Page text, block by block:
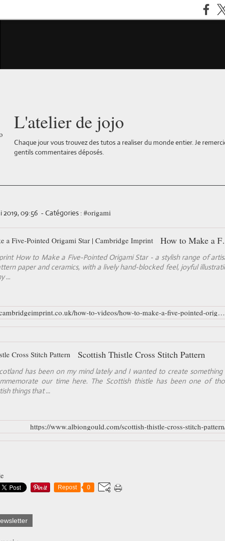
L'atelier de jojo
Chaque jour vous trouvez des tutos a realiser du monde entier. Je
gentils commentaires déposés.
2019, 09:56 - Catégories : #origami
How to
How to Make a Five-Pointed Origami Star - a stylish range of
paper and ceramics, with a lively hand-blocked feel, joyful
...
https://www.cambridgeimprint.co.uk/how-to-videos/how-to-make-a-five-pointed-origami-star/
Scottish Thistle Cross Stitch Pattern
has been on my mind lately and I wanted to create
our time here. The Scottish thistle has been one of
things that ...
https://www.albiongould.com/scottish-thistle-cross-stitch-
Repost 0